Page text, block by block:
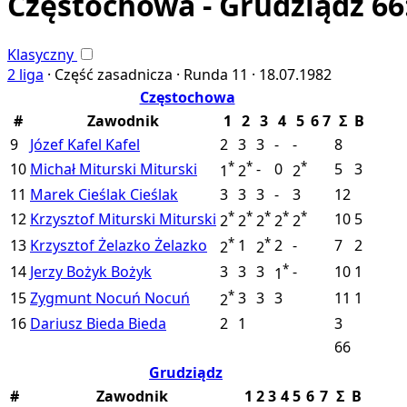
Klasyczny
2 liga · Część zasadnicza · Runda 11 · 18.07.1982
Częstochowa
#
Zawodnik 1 2 3 4 5 67 Σ B
9
Józef Kafel Kafel 2 3 3 - -
8
10 Michał Miturski Miturski 1* 2* - 0 2* 5 3
11 Marek Cieślak Cieślak 3 3 3 - 3
12
12 Krzysztof Miturski Miturski 2* 2* 2* 2* 2* 10 5
13 Krzysztof Żelazko Żelazko 2* 1 2* 2 - 7 2
14 Jerzy Bożyk Bożyk 3 3 3 1* - 10 1
15Zygmunt Nocuń Nocuń 2* 3 3 3 11 1
16 Dariusz Bieda Bieda 2 1
3
66
Grudziądz
#
Zawodnik 1 23 4 5 6 7 Σ B